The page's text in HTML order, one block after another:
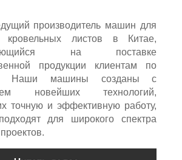
производитель машин для
кровельных листов в Китае,
на поставке
продукции клиентам по
Наши машины созданы с
новейших технологий,
точную и эффективную работу,
для широкого спектра